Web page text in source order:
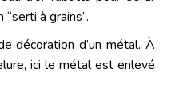
“serti à grains”.
décoration d’un métal. À
ici le métal est enlevé